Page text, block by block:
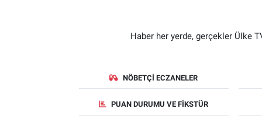
Haber her yerde, gerçekler Ülke
NÖBETÇI ECZANELER
PUAN DURUMU VE FIKSTÜR